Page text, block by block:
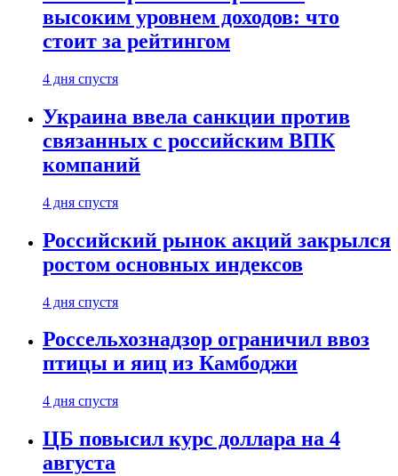
высоким уровнем доходов: что
стоит за рейтингом
4 дня спустя
Украина ввела санкции против
связанных с российским ВПК
компаний
4 дня спустя
Российский рынок акций закрылся
ростом основных индексов
4 дня спустя
Россельхознадзор ограничил ввоз
птицы и яиц из Камбоджи
4 дня спустя
ЦБ повысил курс доллара на 4
августа